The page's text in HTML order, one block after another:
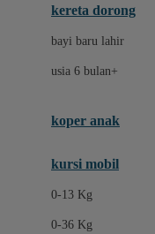
E
ELC
Ergobaby
Eufy
Expert Care
kereta dorong
bayi baru lahir
usia 6 bulan+
koper anak
kursi mobil
0-13 Kg
0-36 Kg